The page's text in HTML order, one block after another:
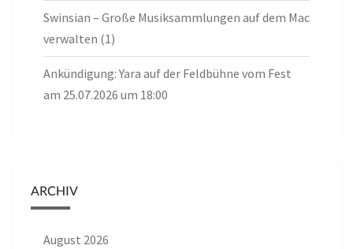
Swinsian – Große Musiksammlungen auf dem Mac
verwalten (1)
Ankündigung: Yara auf der Feldbühne vom Fest
am 25.07.2026 um 18:00
ARCHIV
August 2026